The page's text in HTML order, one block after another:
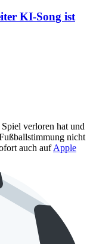
KI-Song ist
verloren hat und
nicht
auch aufApple